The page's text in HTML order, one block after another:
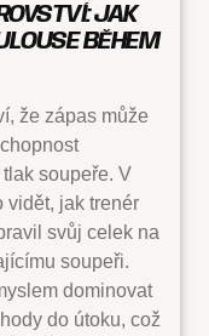
JAK
BĚHEM
že zápas může
soupeře. V
vidět, jak trenér
svůj celek na
soupeři.
dominovat
do útoku, což